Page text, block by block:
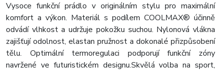
Vysoce funkční prádlo v originálním stylu pro maximální
komfort a výkon. Materiál s podílem COOLMAX® účinně
odvádí vlhkost a udržuje pokožku suchou. Nylonová vlákna
zajišťují odolnost, elastan pružnost a dokonalé přizpůsobení
tělu. Optimální termoregulaci podporují funkční zóny
navržené ve futuristickém designu.Skvělá volba na sport,